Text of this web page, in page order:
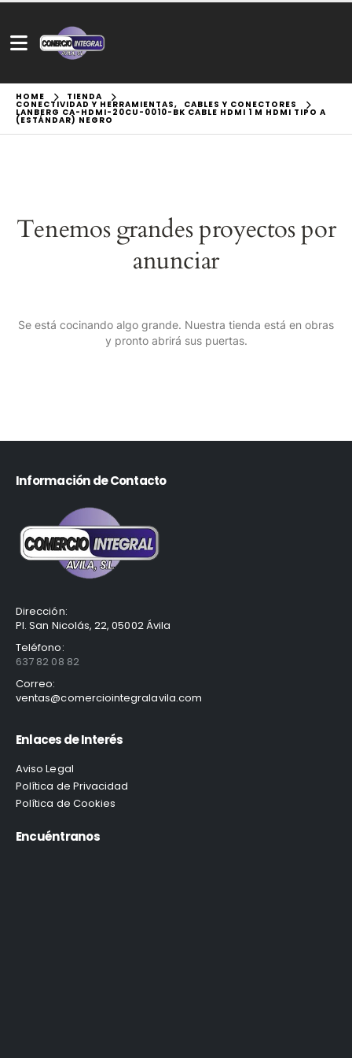
HOME TIENDA
CONECTIVIDAD Y HERRAMIENTAS, CABLES Y CONECTORES
LANBERG CA-HDMI-20CU-0010-BK CABLE HDMI 1 M HDMI TIPO A
(ESTÁNDAR) NEGRO
Tenemos grandes proyectos por
anunciar
Se está cocinando algo grande. Nuestra tienda está en obras
y pronto abrirá sus puertas.
Información de Contacto
Dirección:
Pl. San Nicolás, 22, 05002 Ávila
Teléfono:
637 82 08 82
Correo:
ventas@comerciointegralavila.com
Enlaces de Interés
Aviso Legal
Política de Privacidad
Política de Cookies
Encuéntranos